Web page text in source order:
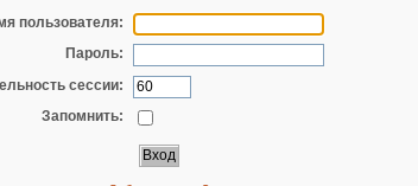
пользователя:
Пароль:
сессии:
Запомнить: